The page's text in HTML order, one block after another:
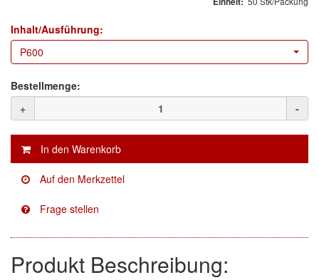
E-D
EVERCOAT
Facdos
Finixa
Indasa
KWASNY
Mirka
(1)
Novol
Inhalt/Ausführung:
P600
Bestellmenge:
+
-
Produkt Beschreibung: